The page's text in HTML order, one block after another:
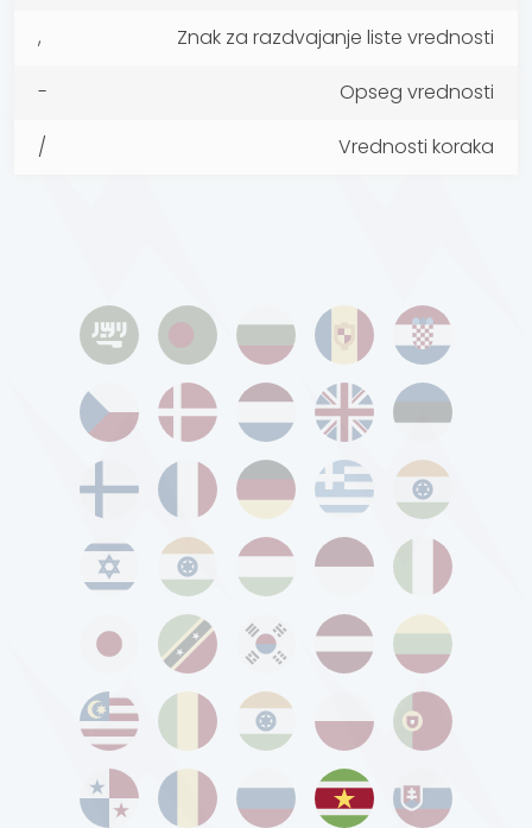
,
Znak za razdvajanje liste vrednosti
-
Opseg vrednosti
/
Vrednosti koraka